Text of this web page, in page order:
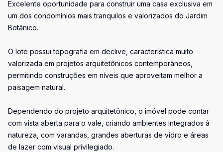
Excelente oportunidade para construir uma casa exclusiva em
um dos condomínios mais tranquilos e valorizados do Jardim
Botânico.
O lote possui topografia em declive, característica muito
valorizada em projetos arquitetônicos contemporâneos,
permitindo construções em níveis que aproveitam melhor a
paisagem natural.
Dependendo do projeto arquitetônico, o imóvel pode contar
com vista aberta para o vale, criando ambientes integrados à
natureza, com varandas, grandes aberturas de vidro e áreas
de lazer com visual privilegiado.